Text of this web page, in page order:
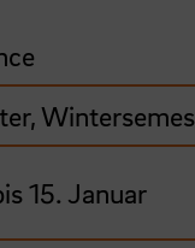
15. Januar